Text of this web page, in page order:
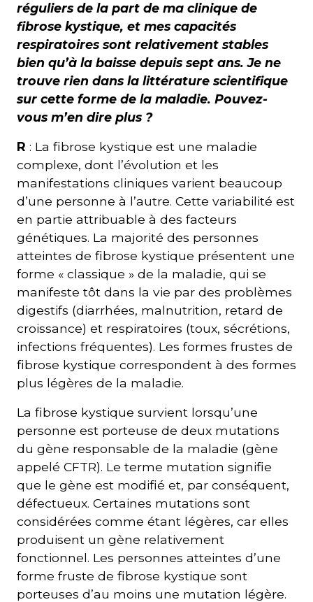
réguliers de la part de ma clinique de
fibrose kystique, et mes capacités
respiratoires sont relativement stables
bien qu’à la baisse depuis sept ans. Je ne
trouve rien dans la littérature scientifique
sur cette forme de la maladie. Pouvez-
vous m’en dire plus ?
R : La fibrose kystique est une maladie
complexe, dont l’évolution et les
manifestations cliniques varient beaucoup
d’une personne à l’autre. Cette variabilité est
en partie attribuable à des facteurs
génétiques. La majorité des personnes
atteintes de fibrose kystique présentent une
forme « classique » de la maladie, qui se
manifeste tôt dans la vie par des problèmes
digestifs (diarrhées, malnutrition, retard de
croissance) et respiratoires (toux, sécrétions,
infections fréquentes). Les formes frustes de
fibrose kystique correspondent à des formes
plus légères de la maladie.
La fibrose kystique survient lorsqu’une
personne est porteuse de deux mutations
du gène responsable de la maladie (gène
appelé CFTR). Le terme mutation signifie
que le gène est modifié et, par conséquent,
défectueux. Certaines mutations sont
considérées comme étant légères, car elles
produisent un gène relativement
fonctionnel. Les personnes atteintes d’une
forme fruste de fibrose kystique sont
porteuses d’au moins une mutation légère.